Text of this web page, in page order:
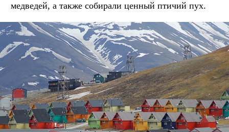
медведей, а также собирали ценный птичий пух.